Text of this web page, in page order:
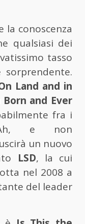
la conoscenza
qualsiasi dei
tasso
Land and in
Born and Ever
fra i
Ah, e non
un nuovo
LSD, la cui
nel 2008 a
del leader